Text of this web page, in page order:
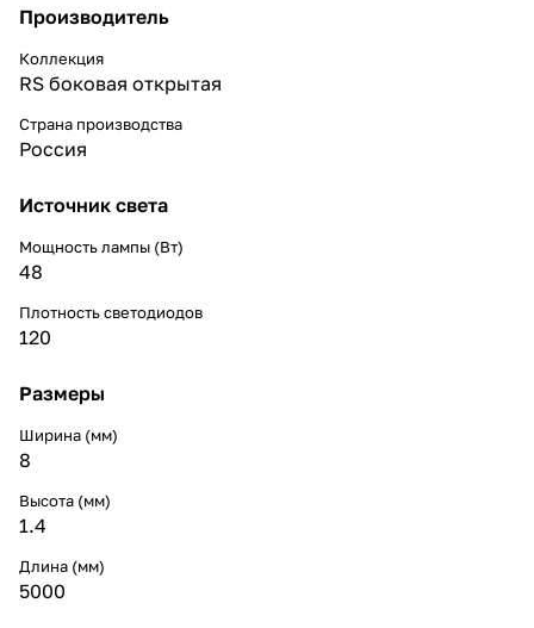
Производитель
Коллекция
RS боковая открытая
Страна производства
Россия
Источник света
Мощность лампы (Вт)
48
Плотность светодиодов
120
Размеры
Ширина (мм)
8
Высота (мм)
1.4
Длина (мм)
5000